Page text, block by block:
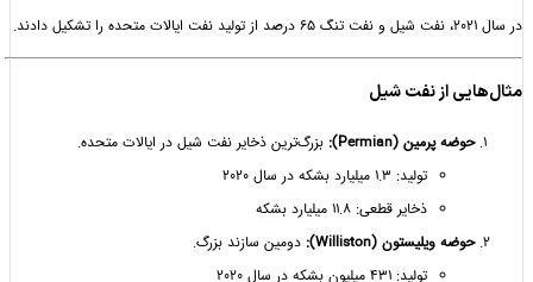
از نفت شیل
حوضه پرمین (Permian):
بزرگ‌ترین ذخایر نفت شیل در ایالات متحده.
ذخایر قطعی: 11.8 میلیارد بشکه
حوضه ویلیستون (Williston):
دومین سازند بزرگ.